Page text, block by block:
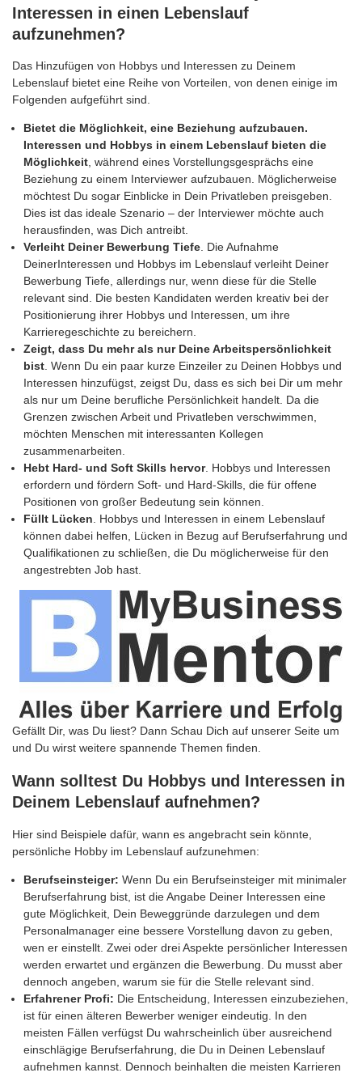
Interessen in einen Lebenslauf
aufzunehmen?
Das Hinzufügen von Hobbys und Interessen zu Deinem
Lebenslauf bietet eine Reihe von Vorteilen, von denen einige im
Folgenden aufgeführt sind.
Bietet die Möglichkeit, eine Beziehung aufzubauen.
Interessen und Hobbys in einem Lebenslauf bieten die
Möglichkeit, während eines Vorstellungsgesprächs eine
Beziehung zu einem Interviewer aufzubauen. Möglicherweise
möchtest Du sogar Einblicke in Dein Privatleben preisgeben.
Dies ist das ideale Szenario – der Interviewer möchte auch
herausfinden, was Dich antreibt.
Verleiht Deiner Bewerbung Tiefe. Die Aufnahme
DeinerInteressen und Hobbys im Lebenslauf verleiht Deiner
Bewerbung Tiefe, allerdings nur, wenn diese für die Stelle
relevant sind. Die besten Kandidaten werden kreativ bei der
Positionierung ihrer Hobbys und Interessen, um ihre
Karrieregeschichte zu bereichern.
Zeigt, dass Du mehr als nur Deine Arbeitspersönlichkeit
bist. Wenn Du ein paar kurze Einzeiler zu Deinen Hobbys und
Interessen hinzufügst, zeigst Du, dass es sich bei Dir um mehr
als nur um Deine berufliche Persönlichkeit handelt. Da die
Grenzen zwischen Arbeit und Privatleben verschwimmen,
möchten Menschen mit interessanten Kollegen
zusammenarbeiten.
Hebt Hard- und Soft Skills hervor. Hobbys und Interessen
erfordern und fördern Soft- und Hard-Skills, die für offene
Positionen von großer Bedeutung sein können.
Füllt Lücken. Hobbys und Interessen in einem Lebenslauf
können dabei helfen, Lücken in Bezug auf Berufserfahrung und
Qualifikationen zu schließen, die Du möglicherweise für den
angestrebten Job hast.
Gefällt Dir, was Du liest? Dann Schau Dich auf unserer Seite um
und Du wirst weitere spannende Themen finden.
Wann solltest Du Hobbys und Interessen in
Deinem Lebenslauf aufnehmen?
Hier sind Beispiele dafür, wann es angebracht sein könnte,
persönliche Hobby im Lebenslauf aufzunehmen:
Berufseinsteiger: Wenn Du ein Berufseinsteiger mit minimaler
Berufserfahrung bist, ist die Angabe Deiner Interessen eine
gute Möglichkeit, Dein Beweggründe darzulegen und dem
Personalmanager eine bessere Vorstellung davon zu geben,
wen er einstellt. Zwei oder drei Aspekte persönlicher Interessen
werden erwartet und ergänzen die Bewerbung. Du musst aber
dennoch angeben, warum sie für die Stelle relevant sind.
Erfahrener Profi: Die Entscheidung, Interessen einzubeziehen,
ist für einen älteren Bewerber weniger eindeutig. In den
meisten Fällen verfügst Du wahrscheinlich über ausreichend
einschlägige Berufserfahrung, die Du in Deinen Lebenslauf
aufnehmen kannst. Dennoch beinhalten die meisten Karrieren